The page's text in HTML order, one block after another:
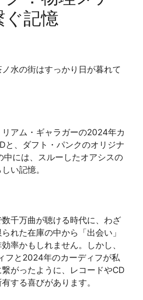
ぐ記憶
水の街はすっかり日が暮れて
アム・ギャラガーの2024年カ
と、ダフト・パンクのオリジナ
中には、スルーしたオアシスの
い記憶。
千万曲が聴ける時代に、わざ
れた在庫の中から「出会い」
率かもしれません。しかし、
フと2024年のカーディフが私
がったように、レコードやCD
する喜びがあります。